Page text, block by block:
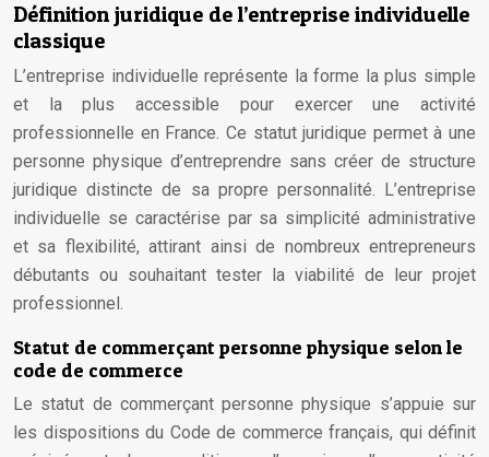
Définition juridique de l’entreprise individuelle
classique
L’entreprise individuelle représente la forme la plus simple
et la plus accessible pour exercer une activité
professionnelle en France. Ce statut juridique permet à une
personne physique d’entreprendre sans créer de structure
juridique distincte de sa propre personnalité. L’entreprise
individuelle se caractérise par sa simplicité administrative
et sa flexibilité, attirant ainsi de nombreux entrepreneurs
débutants ou souhaitant tester la viabilité de leur projet
professionnel.
Statut de commerçant personne physique selon le
code de commerce
Le statut de commerçant personne physique s’appuie sur
les dispositions du Code de commerce français, qui définit